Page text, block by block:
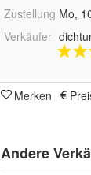
Zustellung Mo,
Verkäufer
Merken
Andere